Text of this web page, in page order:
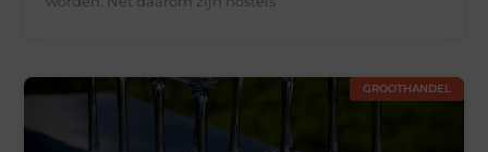
GROOTHANDEL